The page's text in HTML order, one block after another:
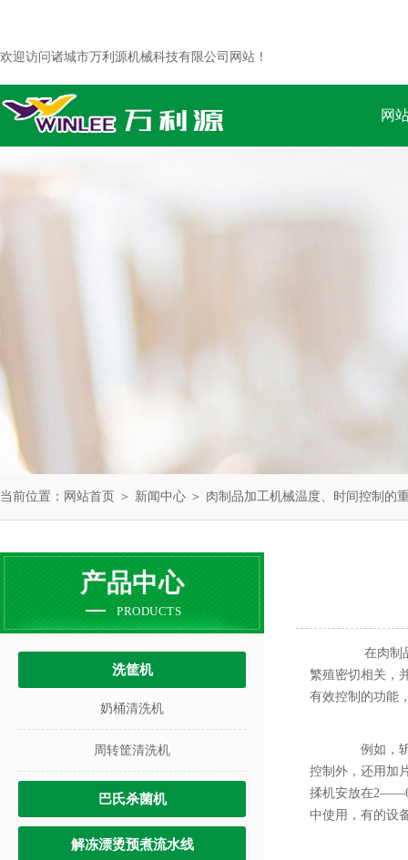
欢迎访问诸城市万利源机械科技有限公司网站！
网
当前位置： 网站首页 ＞ 新闻中心 ＞ 肉制品加工机械温度、时间控制的
产品中心
PRODUCTS
洗筐机
奶桶清洗机
周转筐清洗机
巴氏杀菌机
解冻漂烫预煮流水线
在肉制品
繁殖密切相关，
有效控制的功能
例如，斩
控制外，还用加
揉机安放在
中使用，有的设